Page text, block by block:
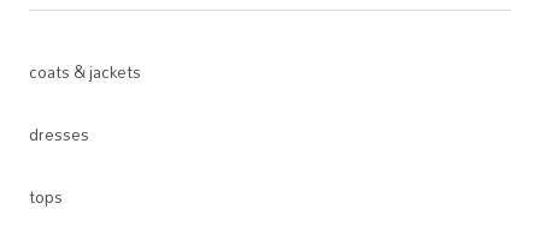
coats & jackets
dresses
tops